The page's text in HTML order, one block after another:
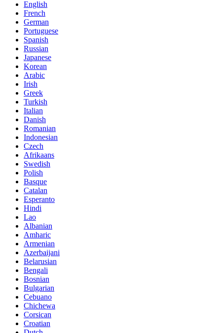
English
French
German
Portuguese
Spanish
Russian
Japanese
Korean
Arabic
Irish
Greek
Turkish
Italian
Danish
Romanian
Indonesian
Czech
Afrikaans
Swedish
Polish
Basque
Catalan
Esperanto
Hindi
Lao
Albanian
Amharic
Armenian
Azerbaijani
Belarusian
Bengali
Bosnian
Bulgarian
Cebuano
Chichewa
Corsican
Croatian